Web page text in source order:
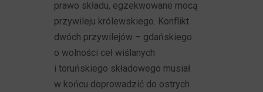
prawo składu, egzekwowane mocą
przywileju królewskiego. Konflikt
dwóch przywilejów – gdańskiego
o wolności ceł wiślanych
i toruńskiego składowego musiał
w końcu doprowadzić do ostrych